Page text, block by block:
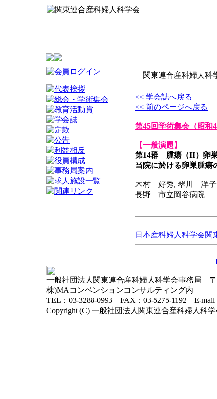
関東連合産科婦人科
<< 学会誌へ戻る
<< 前のページへ戻る
第45回学術集会（昭和
【一般演題】
第14群 腫瘍（II）卵
当院に於ける卵巣腫瘍
木村 好秀, 翠川 洋子
長野 市立岡谷病院
日本産科婦人科学会関
一般社団法人関東連合産科婦人科学会事務局 〒
株)MAコンベンションコンサルティング内
TEL：03-3288-0993 FAX：03-5275-1192 E-mail
Copyright (C) 一般社団法人関東連合産科婦人科